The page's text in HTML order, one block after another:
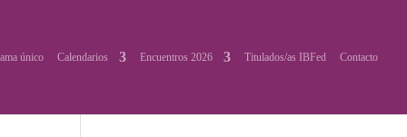
único Calendarios Encuentros 2026 Titulados/as IBFed Contacto